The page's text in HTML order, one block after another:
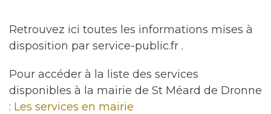
Retrouvez ici toutes les informations mises à
disposition par service-public.fr .
Pour accéder à la liste des services
disponibles à la mairie de St Méard de Dronne
: Les services en mairie